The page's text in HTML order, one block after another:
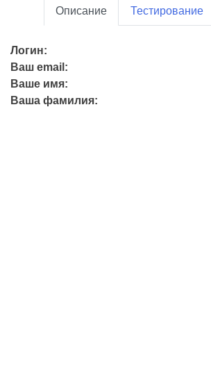
Описание Тестирование
Логин:
Ваш email:
Ваше имя:
Ваша фамилия: